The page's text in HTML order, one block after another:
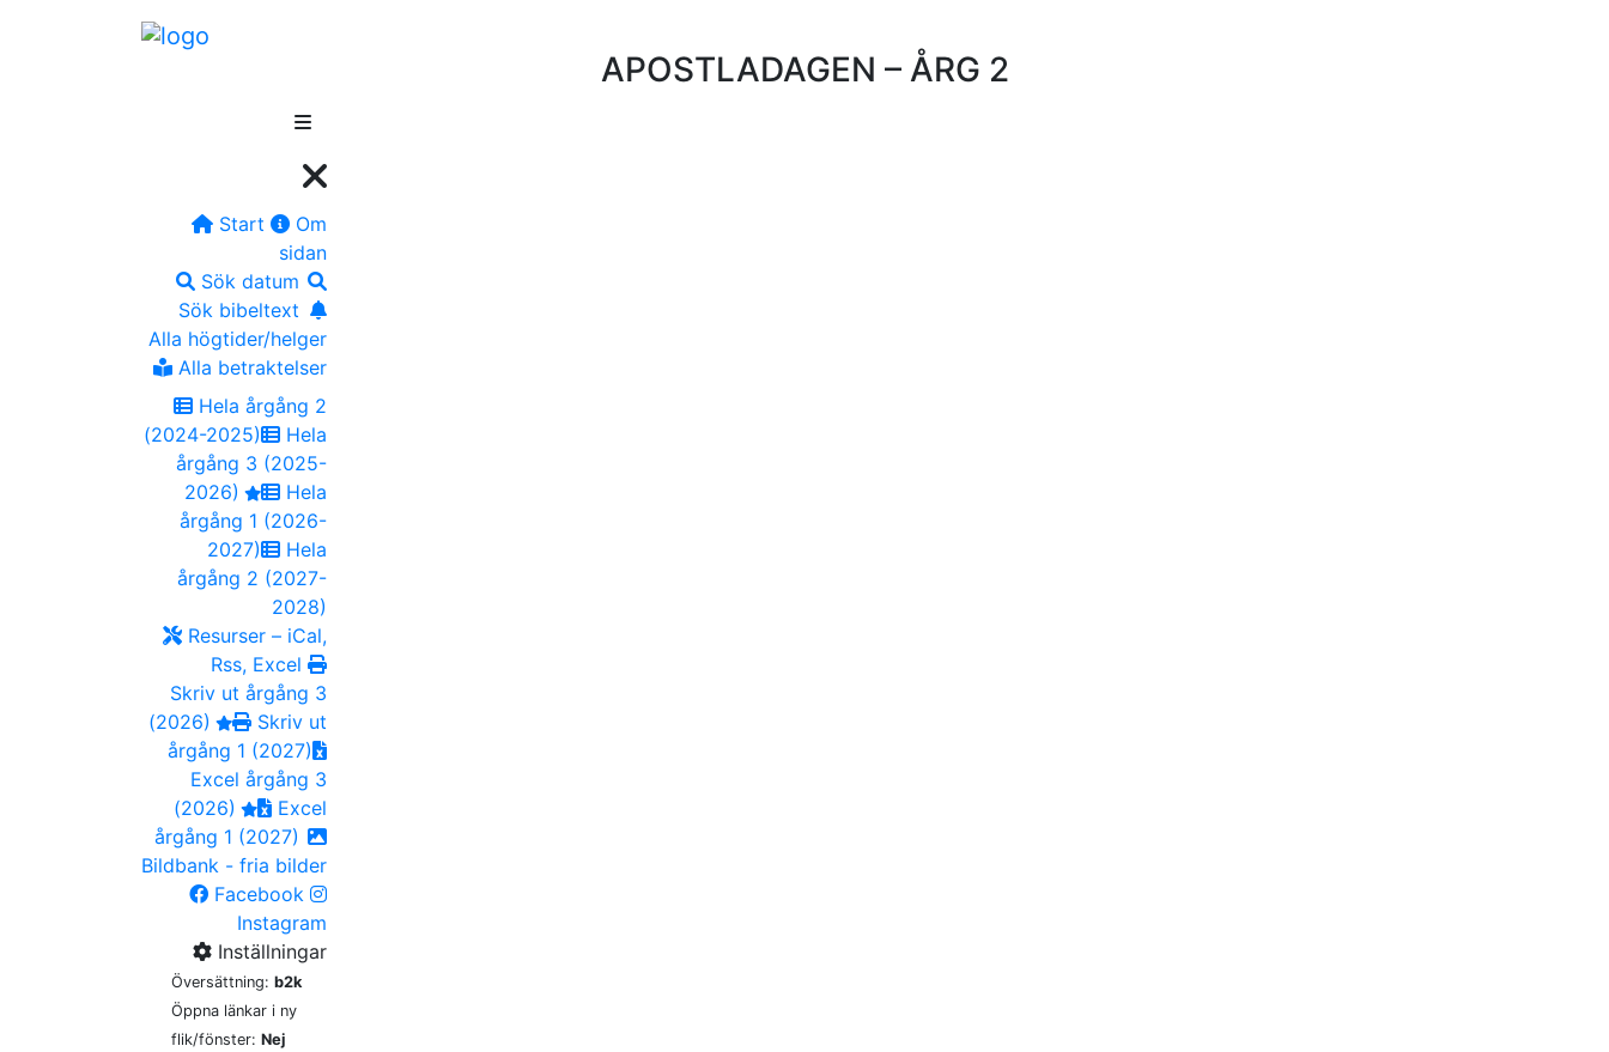
APOSTLADAGEN – ÅRG 2
Start
Om
sidan
Sök datum
Sök bibeltext
Alla högtider/helger
Alla betraktelser
Hela årgång 2
(2024-2025)
Hela
årgång 3 (2025-
2026)
Hela
årgång 1 (2026-
2027)
Hela
årgång 2 (2027-
2028)
Resurser – iCal,
Rss, Excel
Skriv ut årgång 3
(2026)
Skriv ut
årgång 1 (2027)
Excel årgång 3
(2026)
Excel
årgång 1 (2027)
Bildbank - fria bilder
Facebook
Instagram
Inställningar
Översättning: b2k
Öppna länkar i ny
flik/fönster: Nej